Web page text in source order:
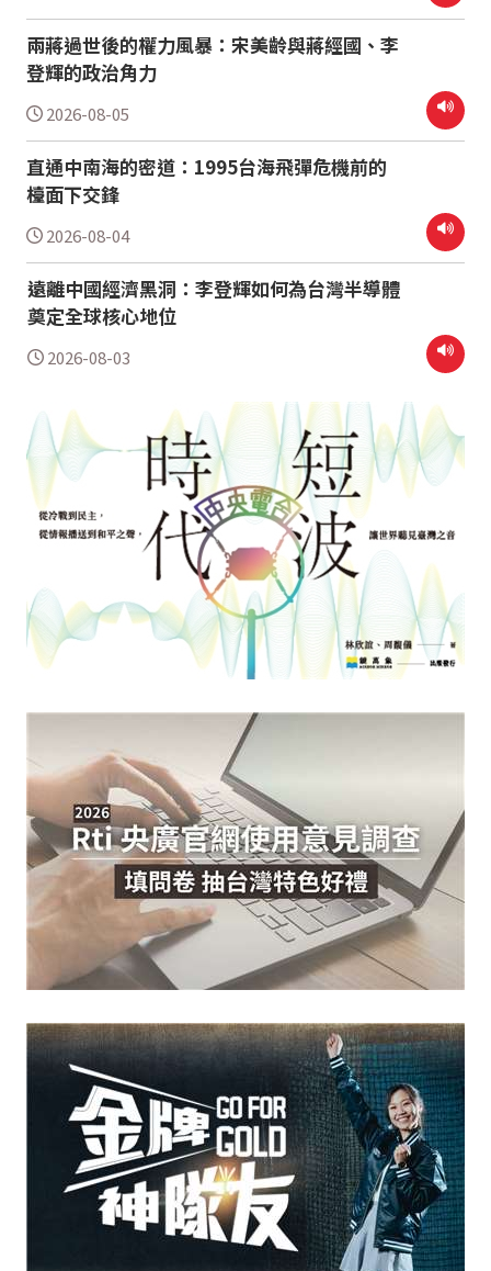
兩蔣過世後的權力風暴：宋美齡與蔣經國、李
登輝的政治角力
2026-08-05
直通中南海的密道：1995台海飛彈危機前的
檯面下交鋒
2026-08-04
遠離中國經濟黑洞：李登輝如何為台灣半導體
奠定全球核心地位
2026-08-03